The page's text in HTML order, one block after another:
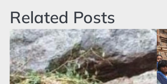
Related Posts